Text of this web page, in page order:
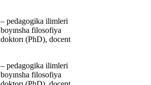
‒ pedagogika ilimleri
boyınsha filosofiya
doktorı (PhD), docent
‒ pedagogika ilimleri
boyınsha filosofiya